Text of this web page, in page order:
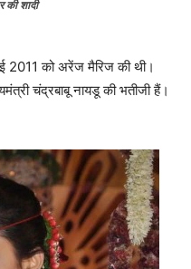
शादी
चंद्रबाबू नायडू की भतीजी हैं।